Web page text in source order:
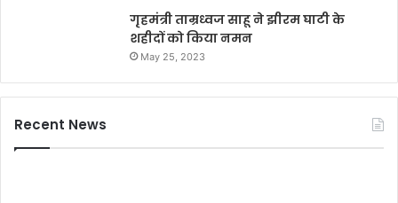
गृहमंत्री ताम्रध्वज साहू ने झीरम घाटी के
शहीदों को किया नमन
May 25, 2023
Recent News